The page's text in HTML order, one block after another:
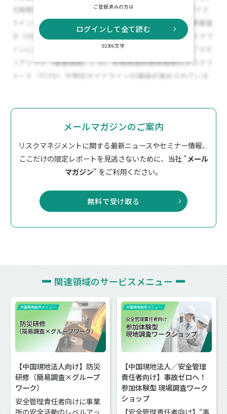
ご登録済みの方は
ログインして全て読む
92306文字
メールマガジンのご案内
リスクマネジメントに関する最新ニュースやセミナー情報、
ここだけの限定レポートを見逃さないために、 当社 "メール
マガジン" をご利用ください。
無料で受け取る
関連領域のサービスメニュー
【中国現地法人向け】防災
研修（簡易調査×グループ
ワーク）
安全管理責任者向けに事業
所の安全活動のレベルアッ
【中国現地法人／安全管理
責任者向け】事故ゼロへ！
参加体験型 現場調査ワーク
ショップ
【安全管理責任者向け】“事